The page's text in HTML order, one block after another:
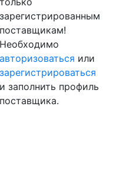
зарегистрированным
поставщикам!
Необходимо
авторизоваться или
зарегистрироваться
и заполнить профиль
поставщика.